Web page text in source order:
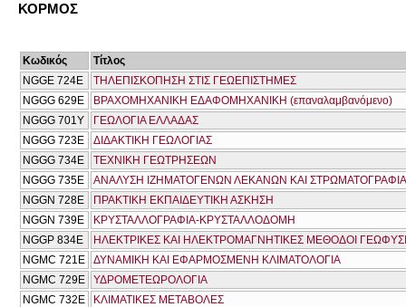
ΚΟΡΜΟΣ
Κωδικός
Τίτλος
NGGE 724E
ΤΗΛΕΠΙΣΚΟΠΗΣΗ ΣΤΙΣ ΓΕΩΕΠΙΣΤΗΜΕΣ
NGGG 629E
ΒΡΑΧΟΜΗΧΑΝΙΚΗ ΕΔΑΦΟΜΗΧΑΝΙΚΗ (επαναλαμβανόμενο)
NGGG 701Y
ΓΕΩΛΟΓΙΑ ΕΛΛΑΔΑΣ
NGGG 723E
ΔΙΔΑΚΤΙΚΗ ΓΕΩΛΟΓΙΑΣ
NGGG 734Ε
ΤΕΧΝΙΚΗ ΓΕΩΤΡΗΣΕΩΝ
NGGG 735Ε
ΑΝΑΛΥΣΗ ΙΖΗΜΑΤΟΓΕΝΩΝ ΛΕΚΑΝΩΝ ΚΑΙ
NGGN 728E
ΠΡΑΚΤΙΚΗ ΕΚΠΑΙΔΕΥΤΙΚΗ ΑΣΚΗΣΗ
NGGN 739E
ΚΡΥΣΤΑΛΛΟΓΡΑΦΙΑ-ΚΡΥΣΤΑΛΛΟΔΟΜΗ
NGGP 834E
ΗΛΕΚΤΡΙΚΕΣ ΚΑΙ ΗΛΕΚΤΡΟΜΑΓΝΗΤΙΚΕΣ ΜΕΘΟΔΟΙ
NGMC 721Ε
ΔΥΝΑΜΙΚΗ ΚΑΙ ΕΦΑΡΜΟΣΜΕΝΗ ΚΛΙΜΑΤΟΛΟΓΙΑ
NGMC 729E
ΥΔΡΟΜΕΤΕΩΡΟΛΟΓΙΑ
NGMC 732E
ΚΛΙΜΑΤΙΚΕΣ ΜΕΤΑΒΟΛΕΣ